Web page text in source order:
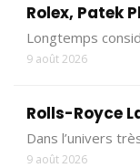
Rolex, Patek
Longtemps
9 août 2026
Rolls-Royce
Dans l’univers
9 août 2026